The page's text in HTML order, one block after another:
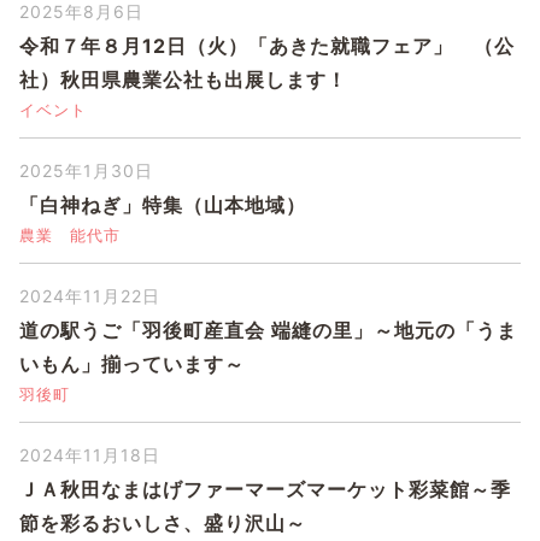
2025年8月6日
令和７年８月12日（火）「あきた就職フェア」 （公
社）秋田県農業公社も出展します！
イベント
2025年1月30日
「白神ねぎ」特集（山本地域）
農業 能代市
2024年11月22日
道の駅うご「羽後町産直会 端縫の里」～地元の「うま
いもん」揃っています～
羽後町
2024年11月18日
ＪＡ秋田なまはげファーマーズマーケット彩菜館～季
節を彩るおいしさ、盛り沢山～